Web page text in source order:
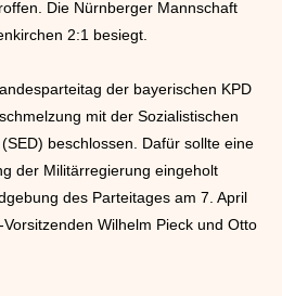
Die Nürnberger Mannschaft
2:1 besiegt.
der bayerischen KPD
mit der Sozialistischen
beschlossen. Dafür sollte eine
der Militärregierung eingeholt
des Parteitages am 7. April
Wilhelm Pieck und Otto